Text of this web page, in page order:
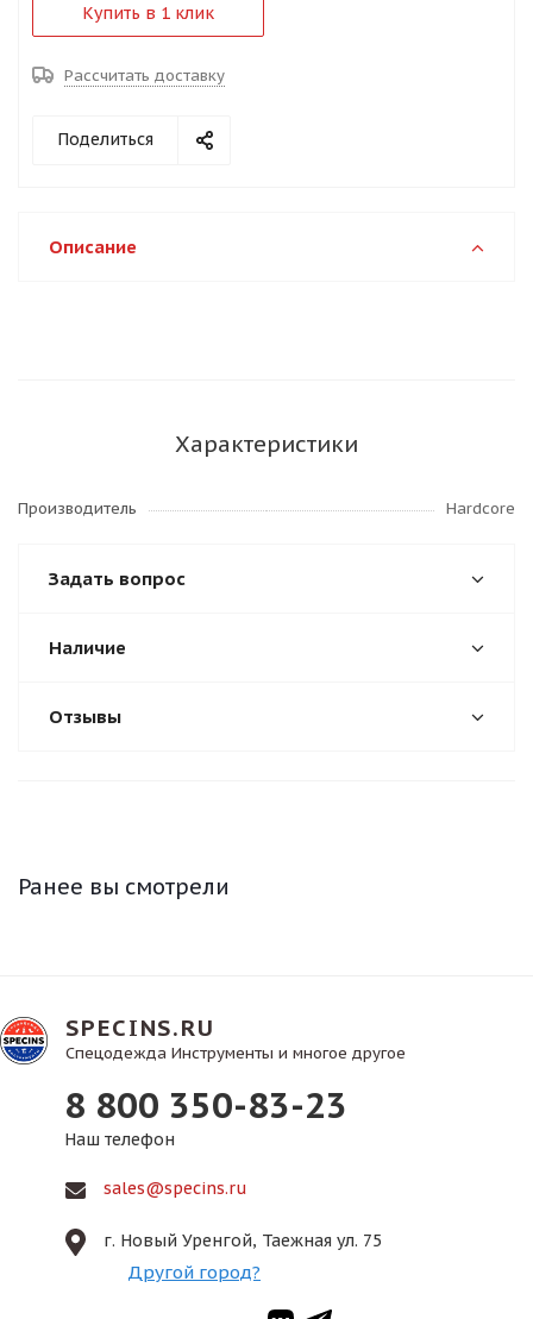
Купить в 1 клик
Рассчитать доставку
Поделиться
Описание
Характеристики
Производитель Hardcore
Задать вопрос
Наличие
Отзывы
Ранее вы смотрели
SPECINS.RU
Спецодежда Инструменты и многое другое
8 800 350-83-23
Наш телефон
sales@specins.ru
г. Новый Уренгой, Таежная ул. 75
Другой город?